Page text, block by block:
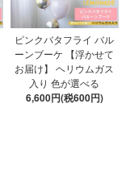
ピンクバタフライ バル
ーンブーケ 【浮かせて
お届け】 ヘリウムガス
入り 色が選べる
6,600円(税600円)